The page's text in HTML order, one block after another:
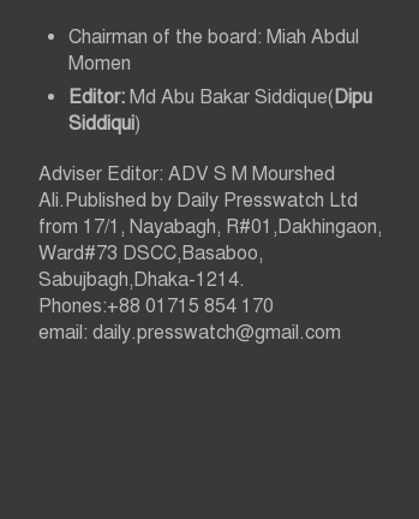
s
p
g
i
n
a
Chairman of the board: Miah Abdul
Momen
Editor: Md Abu Bakar Siddique(Dipu
Siddiqui)
Adviser Editor: ADV S M Mourshed
Ali.Published by Daily Presswatch Ltd
from 17/1, Nayabagh, R#01,Dakhingaon,
Ward#73 DSCC,Basaboo,
Sabujbagh,Dhaka-1214.
Phones:+88 01715 854 170
email: daily.presswatch@gmail.com